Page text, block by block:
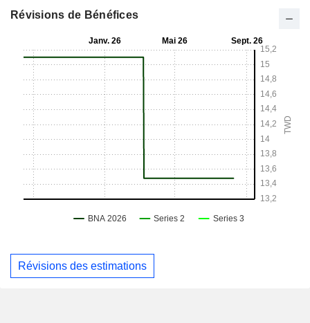
Révisions de Bénéfices
Révisions des estimations